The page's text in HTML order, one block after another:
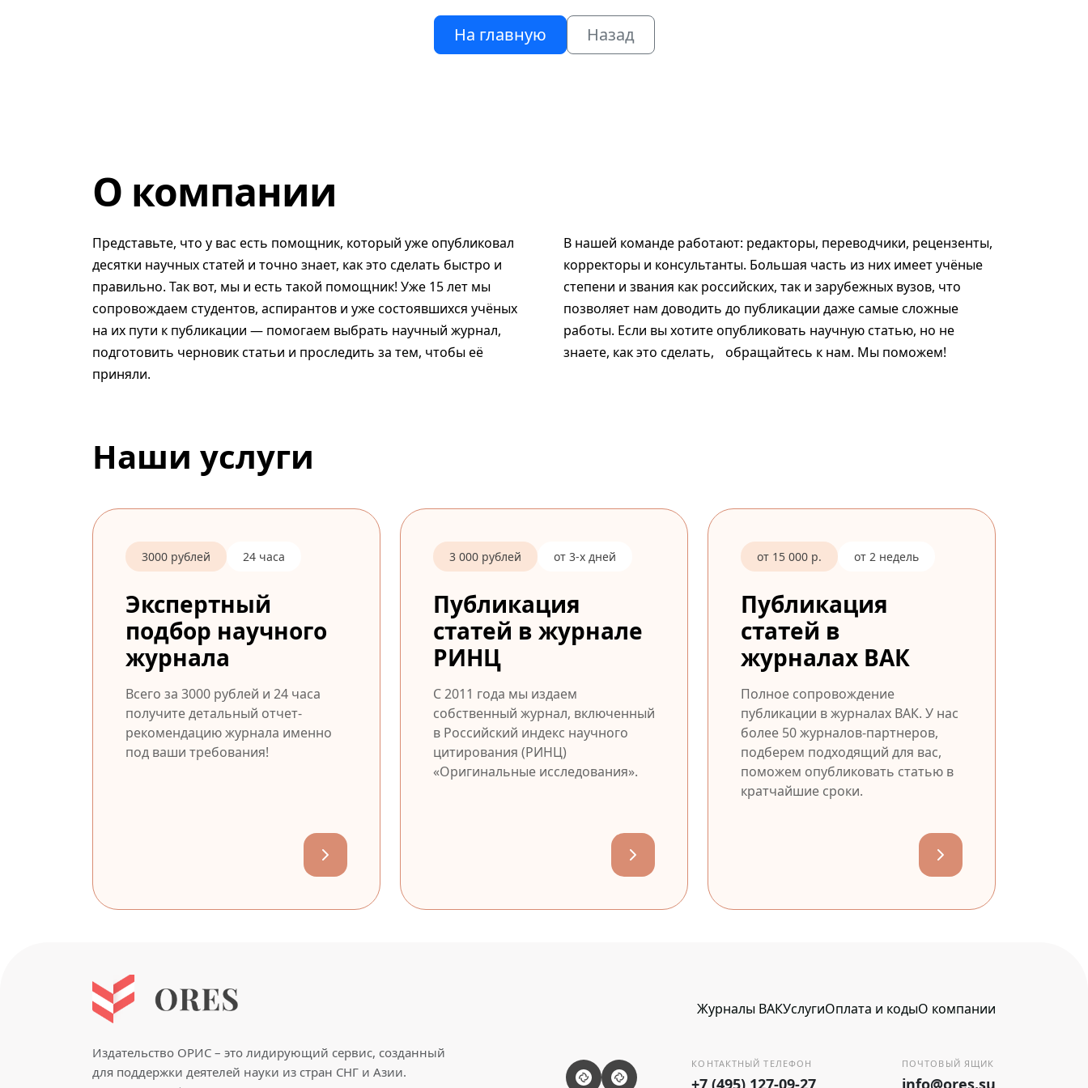
На главную Назад
О компании
Представьте, что у вас есть помощник, который уже опубликовал
десятки научных статей и точно знает, как это сделать быстро и
правильно. Так вот, мы и есть такой помощник! Уже 15 лет мы
сопровождаем студентов, аспирантов и уже состоявшихся учёных
на их пути к публикации — помогаем выбрать научный журнал,
подготовить черновик статьи и проследить за тем, чтобы её
приняли.
В нашей команде работают: редакторы, переводчики, рецензенты,
корректоры и консультанты. Большая часть из них имеет учёные
степени и звания как российских, так и зарубежных вузов, что
позволяет нам доводить до публикации даже самые сложные
работы. Если вы хотите опубликовать научную статью, но не
знаете, как это сделать, обращайтесь к нам. Мы поможем!
Наши услуги
3000 рублей 24 часа
Экспертный
подбор научного
журнала
Всего за 3000 рублей и 24 часа
получите детальный отчет-
рекомендацию журнала именно
под ваши требования!
3 000 рублей от 3-х дней
Публикация
статей в журнале
РИНЦ
С 2011 года мы издаем
собственный журнал, включенный
в Российский индекс научного
цитирования (РИНЦ)
«Оригинальные исследования».
от 15 000 р. от 2 недель
Публикация
статей в
журналах ВАК
Полное сопровождение
публикации в журналах ВАК. У нас
более 50 журналов-партнеров,
подберем подходящий для вас,
поможем опубликовать статью в
кратчайшие сроки.
Издательство ОРИС – это лидирующий сервис, созданный
для поддержки деятелей науки из стран СНГ и Азии.
Журналы ВАКУслугиОплата и кодыО компании
КОНТАКТНЫЙ ТЕЛЕФОН
+7 (495) 127-09-27
ПОЧТОВЫЙ ЯЩИК
info@ores.su